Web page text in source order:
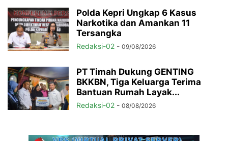
Polda Kepri Ungkap 6 Kasus
Narkotika dan Amankan 11
Tersangka
Redaksi-02 - 09/08/2026
PT Timah Dukung GENTING
BKKBN, Tiga Keluarga Terima
Bantuan Rumah Layak...
Redaksi-02 - 08/08/2026